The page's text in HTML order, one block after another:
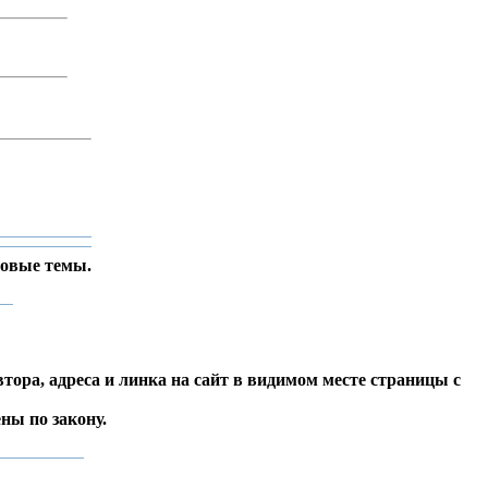
темы.
адреса и линка на сайт в видимом месте страницы с
по закону.